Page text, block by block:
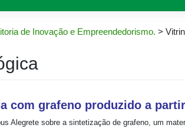
de Inovação e Empreendedorismo. >
com grafeno produzido a
Alegrete sobre a sintetização de grafeno, um